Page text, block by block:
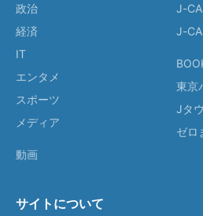
政治
経済
IT
エンタメ
スポーツ
メディア
動画
J-
J-
東京
Jタ
ゼロ
サイトについて